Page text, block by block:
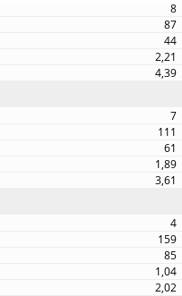
8
87
44
2,21
4,39
7
111
61
1,89
3,61
4
159
85
1,04
2,02